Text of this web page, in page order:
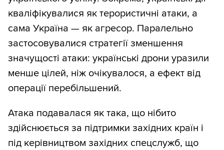
кваліфікувалися як терористичні атаки, а
сама Україна — як агресор. Паралельно
застосовувалися стратегії зменшення
значущості атаки: українські дрони уразили
менше цілей, ніж очікувалося, а ефект від
операції перебільшений.
Атака подавалася як така, що нібито
здійснюється за підтримки західних країн і
під керівництвом західних спецслужб, що